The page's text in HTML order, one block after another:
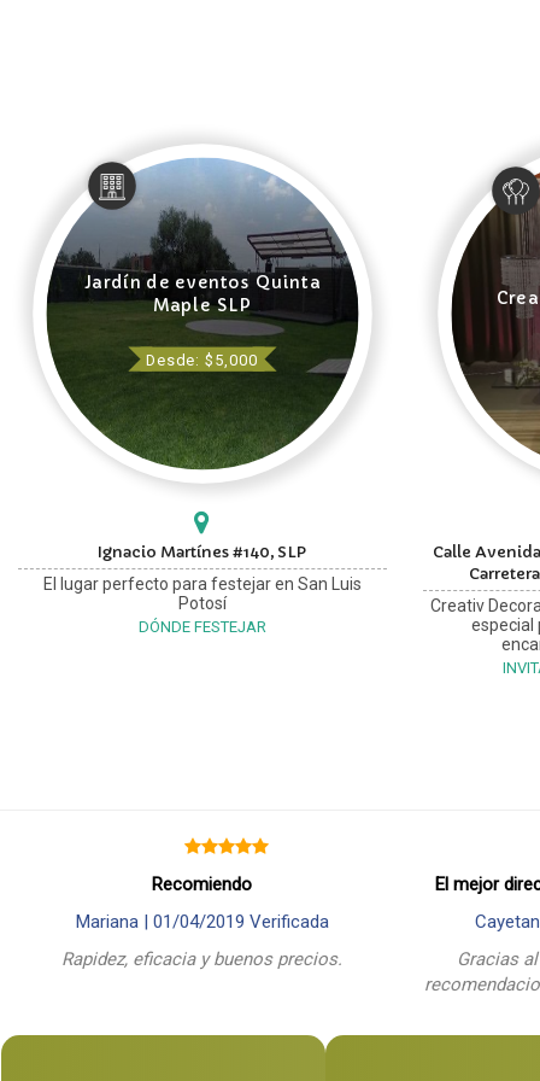
Jardín de eventos Quinta
Maple SLP
Desde: $5,000
Ignacio Martínes #140, SLP
El lugar perfecto para festejar en San Luis
Potosí
DÓNDE FESTEJAR
Calle
Creativ
especial
Recomiendo
Mariana | 01/04/2019 Verificada
Rapidez, eficacia y buenos precios.
El mejor
Gracias